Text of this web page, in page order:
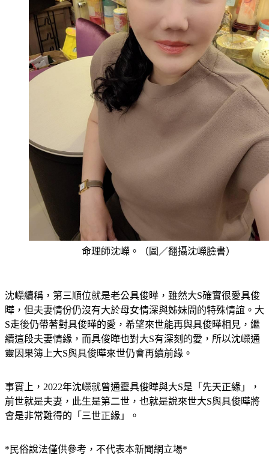
命理師沈嶸。（圖／翻攝沈嶸臉書）
沈嶸續稱，第三順位就是老公具俊曄，雖然大S確實很愛具俊
曄，但夫妻情份仍沒有大於母女情深與姊妹間的特殊情誼。大
S走後仍帶著對具俊曄的愛，希望來世能再與具俊曄相見，繼
續這段夫妻情緣，而具俊曄也對大S有深刻的愛，所以沈嶸通
靈因果簿上大S與具俊曄來世仍會再續前緣。
事實上，2022年沈嶸就曾通靈具俊曄與大S是「先天正緣」，
前世就是夫妻，此生是第二世，也就是說來世大S與具俊曄將
會是非常難得的「三世正緣」。
*民俗說法僅供參考，不代表本新聞網立場*